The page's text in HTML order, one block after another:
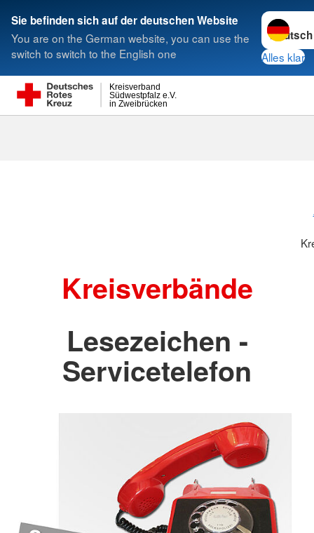
Sie befinden sich auf der deutschen Website
You are on the German website, you can use the
switch to switch to the English one
Sprache
Alles klar
in Zweibrücken
Südwestpfalz e.V.
Kreisverband
Suche
Kreisverbände
Lesezeichen -
Servicetelefon